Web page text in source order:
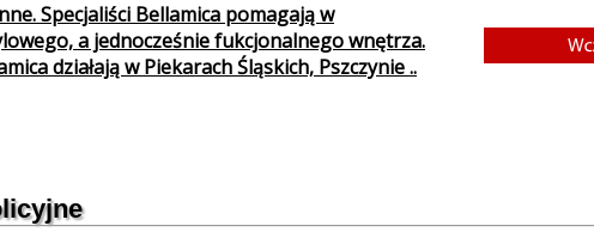
Specjaliści Bellamica pomagają w
a jednocześnie fukcjonalnego wnętrza.
działają w Piekarach Śląskich, Pszczynie ..